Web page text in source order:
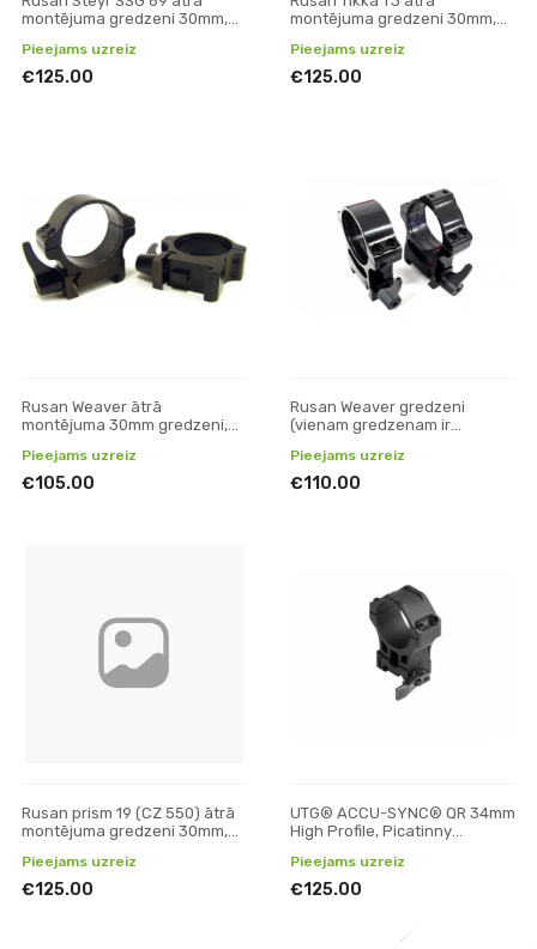
montējuma gredzeni 30mm,
Pieejams uzreiz
€125.00
montējuma gredzeni 30mm,
Pieejams uzreiz
€125.00
Rusan Weaver ātrā
montējuma 30mm gredzeni,
Pieejams uzreiz
€105.00
Rusan Weaver gredzeni
(vienam gredzenam ir
30mm, ātrais montējums, H8
Pieejams uzreiz
€110.00
Rusan prism 19 (CZ 550) ātrā
montējuma gredzeni 30mm,
Pieejams uzreiz
€125.00
UTG® ACCU-SYNC® QR 34mm
High Profile, Picatinny
Pieejams uzreiz
€125.00